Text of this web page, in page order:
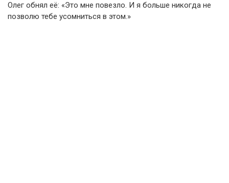
Олег обнял её: «Это мне повезло. И я больше никогда не
позволю тебе усомниться в этом.»